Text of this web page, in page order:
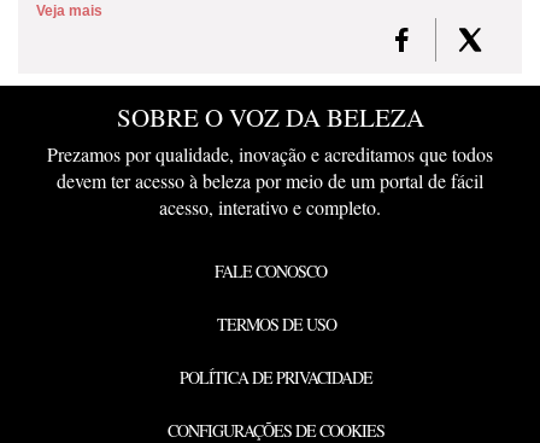
Veja mais
SOBRE O VOZ DA BELEZA
Prezamos por qualidade, inovação e acreditamos que todos
devem ter acesso à beleza por meio de um portal de fácil
acesso, interativo e completo.
FALE CONOSCO
TERMOS DE USO
POLÍTICA DE PRIVACIDADE
CONFIGURAÇÕES DE COOKIES